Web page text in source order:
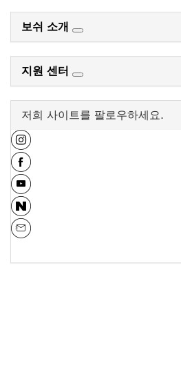
보쉬 소개
지원 센터
저희 사이트를 팔로우하세요.